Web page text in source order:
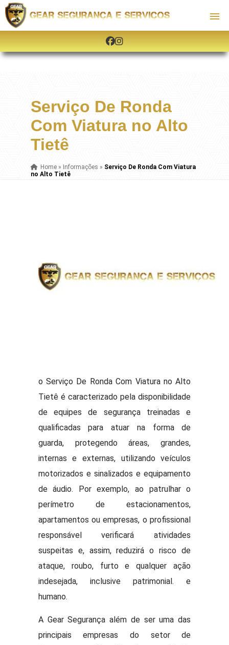
Serviço De Ronda
Com Viatura no Alto
Tietê
Home» Informações » Serviço De Ronda Com Viatura
no Alto Tietê
o Serviço De Ronda Com Viatura no Alto
Tietê é caracterizado pela disponibilidade
de equipes de segurança treinadas e
qualificadas para atuar na forma de
guarda, protegendo áreas, grandes,
internas e externas, utilizando veículos
motorizados e sinalizados e equipamento
de áudio. Por exemplo, ao patrulhar o
perímetro de estacionamentos,
apartamentos ou empresas, o profissional
responsável verificará atividades
suspeitas e, assim, reduzirá o risco de
ataque, roubo, furto e qualquer ação
indesejada, inclusive patrimonial. e
humano.
A Gear Segurança além de ser uma das
principais empresas do setor de